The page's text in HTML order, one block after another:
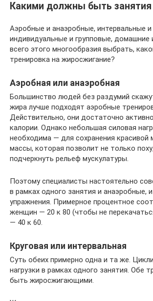
Какими должны быть занятия
Аэробные и анаэробные, интервальные и
индивидуальные и групповые, домашние
всего этого многообразия выбрать,
тренировка на жиросжигание?
Аэробная или анаэробная
Большинство людей без раздумий
жира лучше подходят аэробные
Действительно, они достаточно
калории. Однако небольшая силовая
необходима — для сохранения красивой
массы, которая позволит не только
подчеркнуть рельеф мускулатуры.
Поэтому специалисты настоятельно
в рамках одного занятия и анаэробные,
упражнения. Примерное процентное
женщин — 20 к 80 (чтобы не
— 40 к 60.
Круговая или интервальная
Суть обеих примерно одна и та же.
нагрузки в рамках одного занятия. Обе
быть жиросжигающими.